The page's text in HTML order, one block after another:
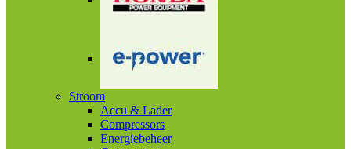
Stroom
Accu & Lader
Compressors
Energiebeheer